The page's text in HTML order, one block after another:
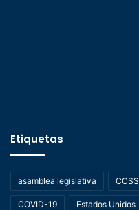
Etiquetas
asamblea legislativa CCSS
COVID-19 Estados Unidos